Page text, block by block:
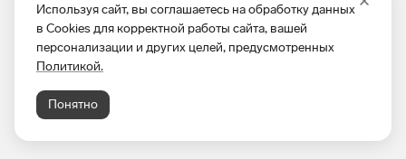
Используя сайт, вы соглашаетесь на обработку данных
в Cookies для корректной работы сайта, вашей
персонализации и других целей, предусмотренных
Политикой.
Понятно